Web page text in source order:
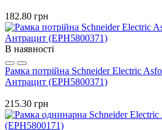
182.80 грн
В наявності
Рамка потрійна Schneider Electric
Антрацит (EPH5800371)
215.30 грн